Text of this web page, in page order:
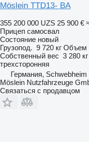
Möslein TTD13- BA
355 200 000 UZS 25 900 €
Прицеп самосвал
Состояние новый
Грузопод. 9 720 кг Объем
Собственный вес 3 280 кг
трехсторонняя
Германия, Schwebheim
Möslein Nutzfahrzeuge
Связаться с продавцом